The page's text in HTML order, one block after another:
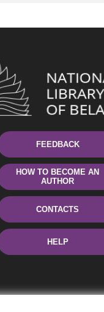
FEEDBACK
HOW TO BECOME AN
AUTHOR
CONTACTS
HELP